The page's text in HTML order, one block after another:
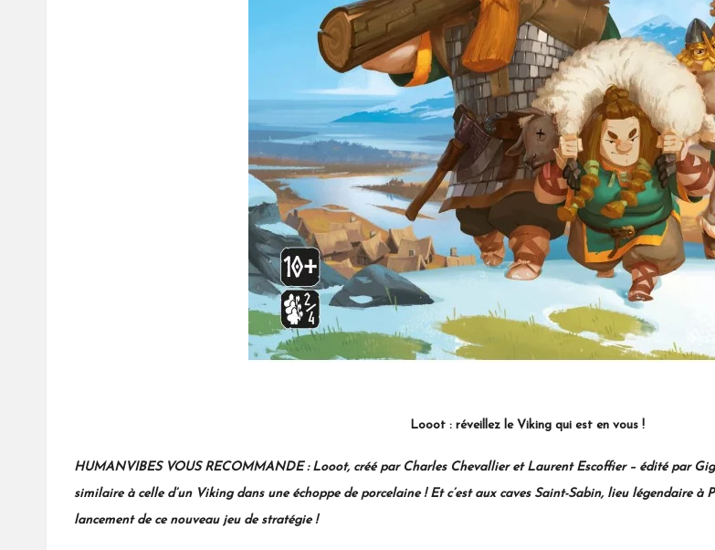
Looot : réveillez le Viking qui est en vous !
HUMANVIBES VOUS RECOMMANDE : Looot, créé par Charles Chevallier et Laurent Escoffier – édité par
similaire à celle d’un Viking dans une échoppe de porcelaine ! Et c’est aux caves Saint-Sabin, lieu légendaire à
lancement de ce nouveau jeu de stratégie !